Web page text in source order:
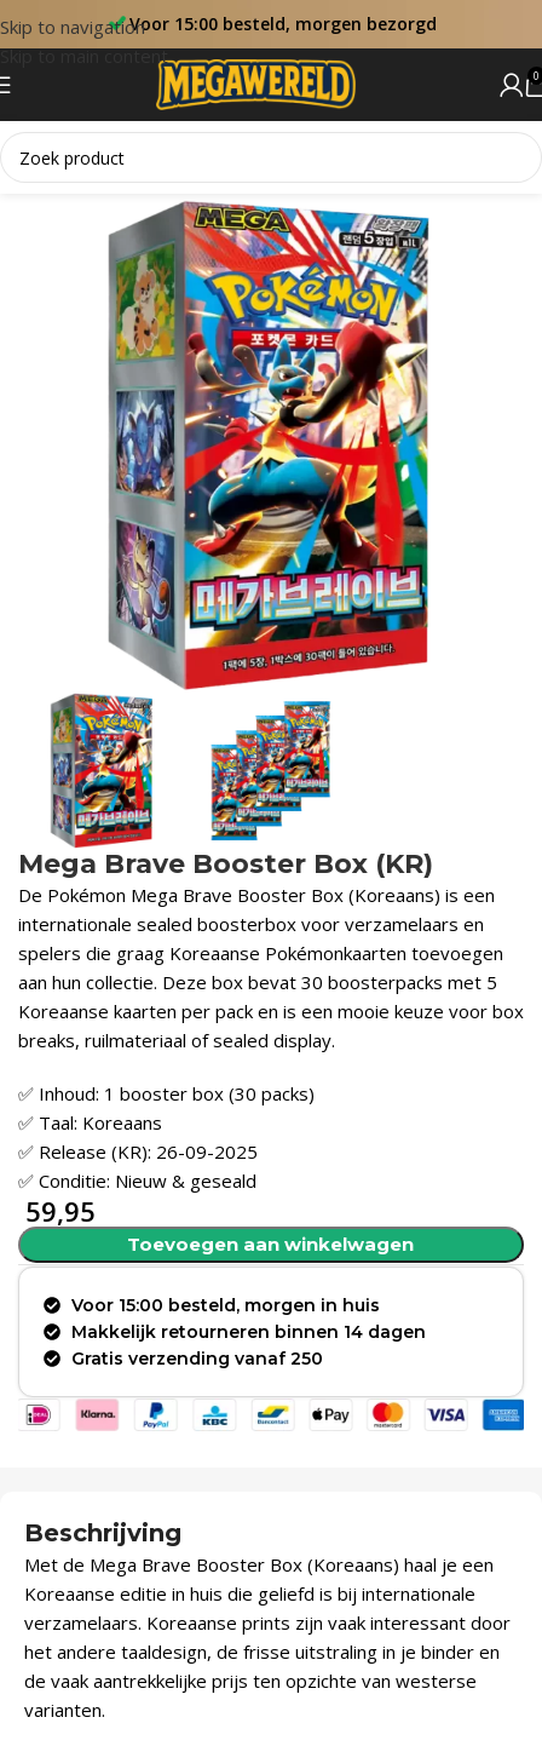
Skip to navigation
Skip to main content
Voor 15:00 besteld, morgen bezorgd
0
Home Booster Boxen
Mega Brave Booster Box (KR)
De Pokémon Mega Brave Booster Box (Koreaans) is een
internationale sealed boosterbox voor verzamelaars en
spelers die graag Koreaanse Pokémonkaarten toevoegen
aan hun collectie. Deze box bevat 30 boosterpacks met 5
Koreaanse kaarten per pack en is een mooie keuze voor box
breaks, ruilmateriaal of sealed display.
✅ Inhoud: 1 booster box (30 packs)
✅ Taal: Koreaans
✅ Release (KR): 26-09-2025
✅ Conditie: Nieuw & geseald
59,95
Toevoegen aan winkelwagen
Voor 15:00 besteld, morgen in huis
Makkelijk retourneren binnen 14 dagen
Gratis verzending vanaf 250
Beschrijving
Met de Mega Brave Booster Box (Koreaans) haal je een
Koreaanse editie in huis die geliefd is bij internationale
verzamelaars. Koreaanse prints zijn vaak interessant door
het andere taaldesign, de frisse uitstraling in je binder en
de vaak aantrekkelijke prijs ten opzichte van westerse
varianten.